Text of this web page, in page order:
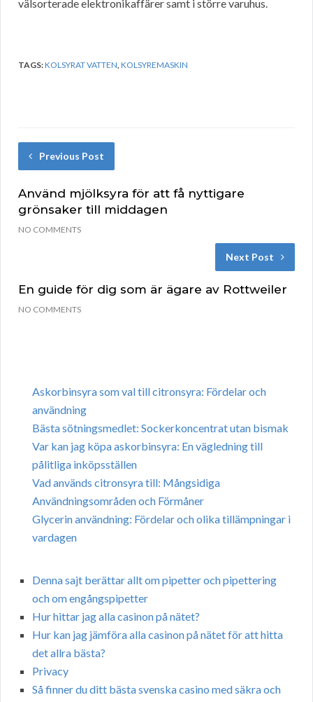
välsorterade elektronikaffärer samt i större varuhus.
TAGS:KOLSYRAT VATTEN,KOLSYREMASKIN
Previous Post
Använd mjölksyra för att få nyttigare
grönsaker till middagen
NO COMMENTS
Next Post
En guide för dig som är ägare av Rottweiler
NO COMMENTS
Askorbinsyra som val till citronsyra: Fördelar och
användning
Bästa sötningsmedlet: Sockerkoncentrat utan bismak
Var kan jag köpa askorbinsyra: En vägledning till
pålitliga inköpsställen
Vad används citronsyra till: Mångsidiga
Användningsområden och Förmåner
Glycerin användning: Fördelar och olika tillämpningar i
vardagen
Denna sajt berättar allt om pipetter och pipettering
och om engångspipetter
Hur hittar jag alla casinon på nätet?
Hur kan jag jämföra alla casinon på nätet för att hitta
det allra bästa?
Privacy
Så finner du ditt bästa svenska casino med säkra och